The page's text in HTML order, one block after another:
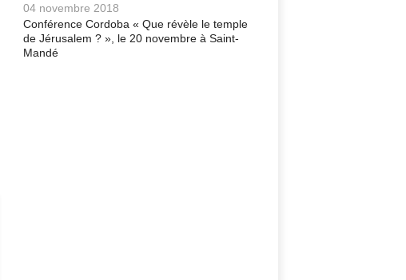
04 novembre 2018
Conférence Cordoba « Que révèle le temple
de Jérusalem ? », le 20 novembre à Saint-
Mandé